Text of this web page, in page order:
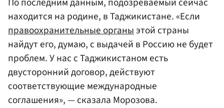
находится на родине, в Таджикистане. «Если
правоохранительные органыэтой страны
найдут его, думаю, с выдачей в Россию не будет
проблем. У нас с Таджикистаном есть
двусторонний договор, действуют
соответствующие международные
соглашения», — сказала Морозова.